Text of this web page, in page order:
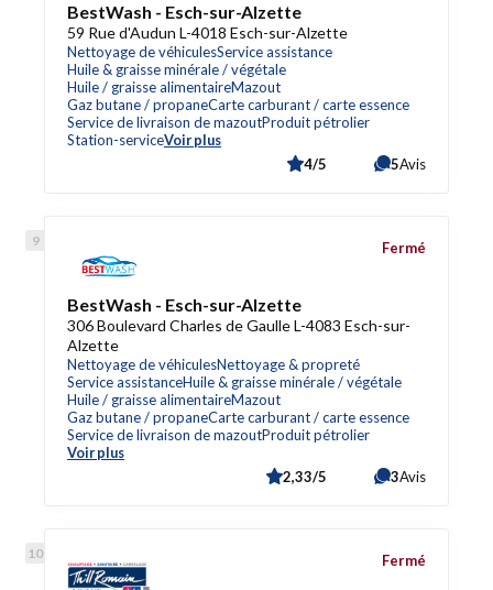
BestWash - Esch-sur-Alzette
59 Rue d'Audun L-4018 Esch-sur-Alzette
Nettoyage de véhiculesService assistance
Huile & graisse minérale / végétale
Huile / graisse alimentaireMazout
Gaz butane / propaneCarte carburant / carte essence
Service de livraison de mazoutProduit pétrolier
Station-serviceVoir plus
4/5 5Avis
BestWash - Esch-sur-Alzette
306 Boulevard Charles de Gaulle L-4083 Esch-sur-
Alzette
Nettoyage de véhiculesNettoyage & propreté
Service assistanceHuile & graisse minérale / végétale
Huile / graisse alimentaireMazout
Gaz butane / propaneCarte carburant / carte essence
Service de livraison de mazoutProduit pétrolier
Voir plus
Fermé
2,33/5 3Avis
Fermé